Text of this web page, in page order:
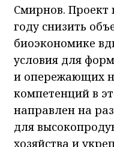
Смирнов. Проект
году снизить
биоэкономике
условия для
и опережающих
компетенций в
направлен на
для
хозяйства и